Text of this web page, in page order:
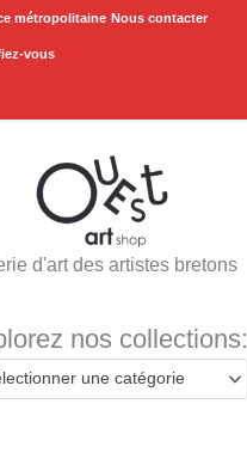
métropolitaine Nous contacter
vous
d'art des artistes bretons
nos collections:
une catégorie